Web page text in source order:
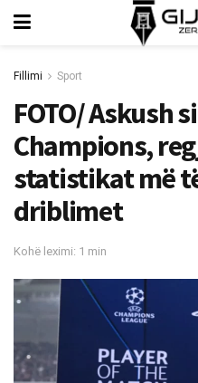
Fillimi Sport
FOTO/ Askush
Champions,
statistikat më
driblimet
Kohë leximi: 1 min